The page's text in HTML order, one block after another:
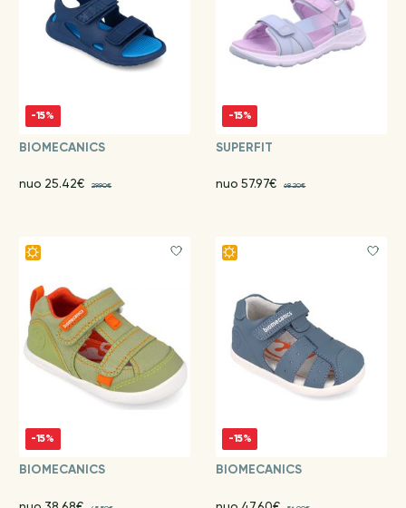
-15%
BIOMECANICS
nuo 25.42€ 29.90€
-15%
SUPERFIT
nuo 57.97€ 68.20€
-15%
BIOMECANICS
-15%
BIOMECANICS